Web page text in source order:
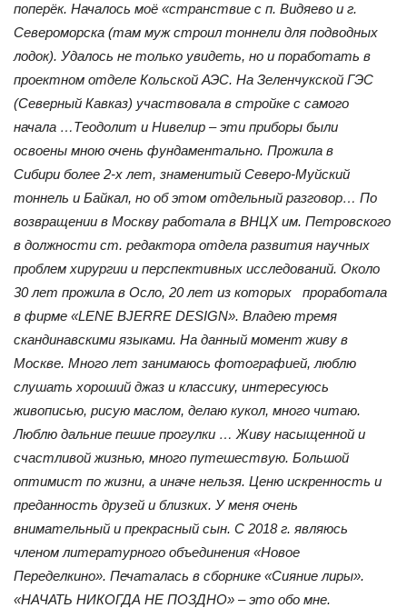
поперёк. Началось моё «странствие с п. Видяево и г.
Североморска (там муж строил тоннели для подводных
лодок). Удалось не только увидеть, но и поработать в
проектном отделе Кольской АЭС. На Зеленчукской ГЭС
(Северный Кавказ) участвовала в стройке с самого
начала …Теодолит и Нивелир – эти приборы были
освоены мною очень фундаментально. Прожила в
Сибири более 2-х лет, знаменитый Северо-Муйский
тоннель и Байкал, но об этом отдельный разговор… По
возвращении в Москву работала в ВНЦХ им. Петровского
в должности ст. редактора отдела развития научных
проблем хирургии и перспективных исследований. Около
30 лет прожила в Осло, 20 лет из которых проработала
в фирме «LENE BJERRE DESIGN». Владею тремя
скандинавскими языками. На данный момент живу в
Москве. Много лет занимаюсь фотографией, люблю
слушать хороший джаз и классику, интересуюсь
живописью, рисую маслом, делаю кукол, много читаю.
Люблю дальние пешие прогулки … Живу насыщенной и
счастливой жизнью, много путешествую. Большой
оптимист по жизни, а иначе нельзя. Ценю искренность и
преданность друзей и близких. У меня очень
внимательный и прекрасный сын. С 2018 г. являюсь
членом литературного объединения «Новое
Переделкино». Печаталась в сборнике «Сияние лиры».
«НАЧАТЬ НИКОГДА НЕ ПОЗДНО» – это обо мне.